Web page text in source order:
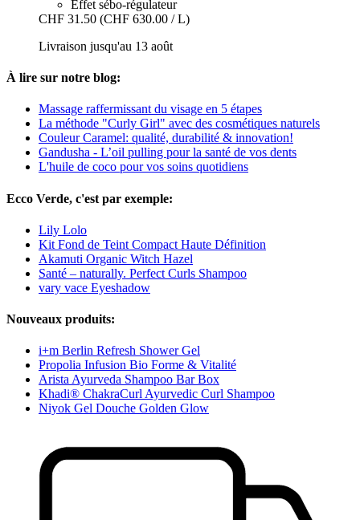
Effet sébo-régulateur
CHF 31.50 (CHF 630.00 / L)
Livraison jusqu'au 13 août
À lire sur notre blog:
Massage raffermissant du visage en 5 étapes
La méthode "Curly Girl" avec des cosmétiques naturels
Couleur Caramel: qualité, durabilité & innovation!
Gandusha - L’oil pulling pour la santé de vos dents
L'huile de coco pour vos soins quotidiens
Ecco Verde, c'est par exemple:
Lily Lolo
Kit Fond de Teint Compact Haute Définition
Akamuti Organic Witch Hazel
Santé – naturally. Perfect Curls Shampoo
vary vace Eyeshadow
Nouveaux produits:
i+m Berlin Refresh Shower Gel
Propolia Infusion Bio Forme & Vitalité
Arista Ayurveda Shampoo Bar Box
Khadi® ChakraCurl Ayurvedic Curl Shampoo
Niyok Gel Douche Golden Glow